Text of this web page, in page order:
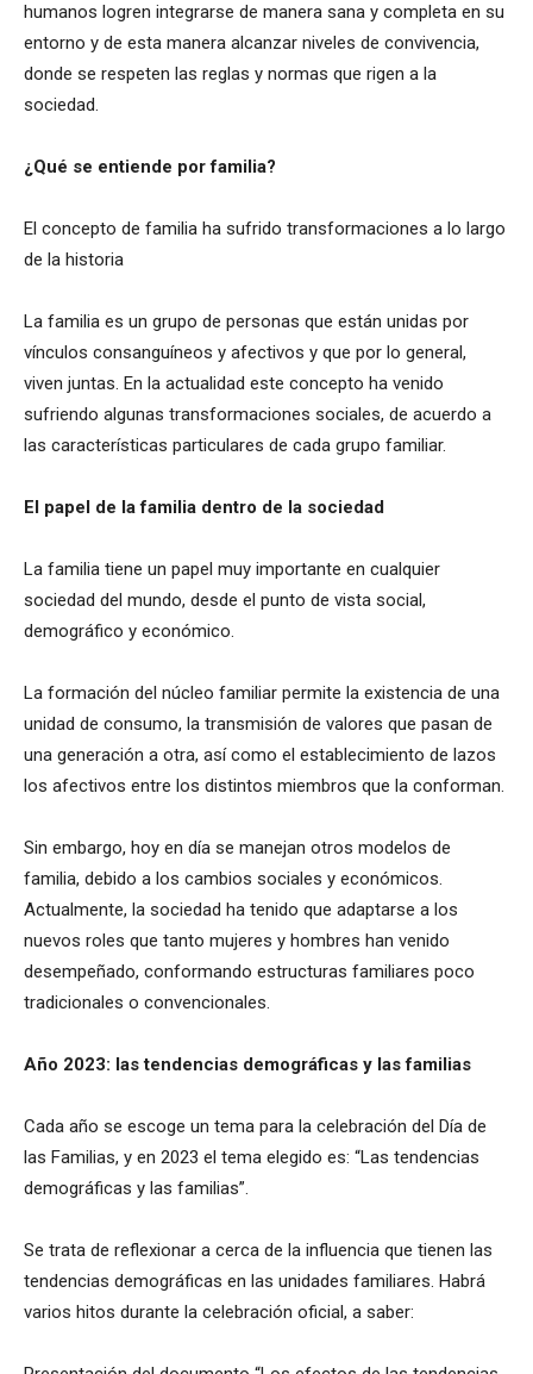
humanos logren integrarse de manera sana y completa en su
entorno y de esta manera alcanzar niveles de convivencia,
donde se respeten las reglas y normas que rigen a la
sociedad.
¿Qué se entiende por familia?
El concepto de familia ha sufrido transformaciones a lo largo
de la historia
La familia es un grupo de personas que están unidas por
vínculos consanguíneos y afectivos y que por lo general,
viven juntas. En la actualidad este concepto ha venido
sufriendo algunas transformaciones sociales, de acuerdo a
las características particulares de cada grupo familiar.
El papel de la familia dentro de la sociedad
La familia tiene un papel muy importante en cualquier
sociedad del mundo, desde el punto de vista social,
demográfico y económico.
La formación del núcleo familiar permite la existencia de una
unidad de consumo, la transmisión de valores que pasan de
una generación a otra, así como el establecimiento de lazos
los afectivos entre los distintos miembros que la conforman.
Sin embargo, hoy en día se manejan otros modelos de
familia, debido a los cambios sociales y económicos.
Actualmente, la sociedad ha tenido que adaptarse a los
nuevos roles que tanto mujeres y hombres han venido
desempeñado, conformando estructuras familiares poco
tradicionales o convencionales.
Año 2023: las tendencias demográficas y las familias
Cada año se escoge un tema para la celebración del Día de
las Familias, y en 2023 el tema elegido es: “Las tendencias
demográficas y las familias”.
Se trata de reflexionar a cerca de la influencia que tienen las
tendencias demográficas en las unidades familiares. Habrá
varios hitos durante la celebración oficial, a saber: